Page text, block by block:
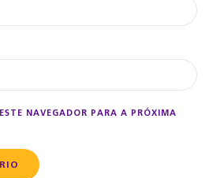
NAVEGADOR PARA A PRÓXIMA